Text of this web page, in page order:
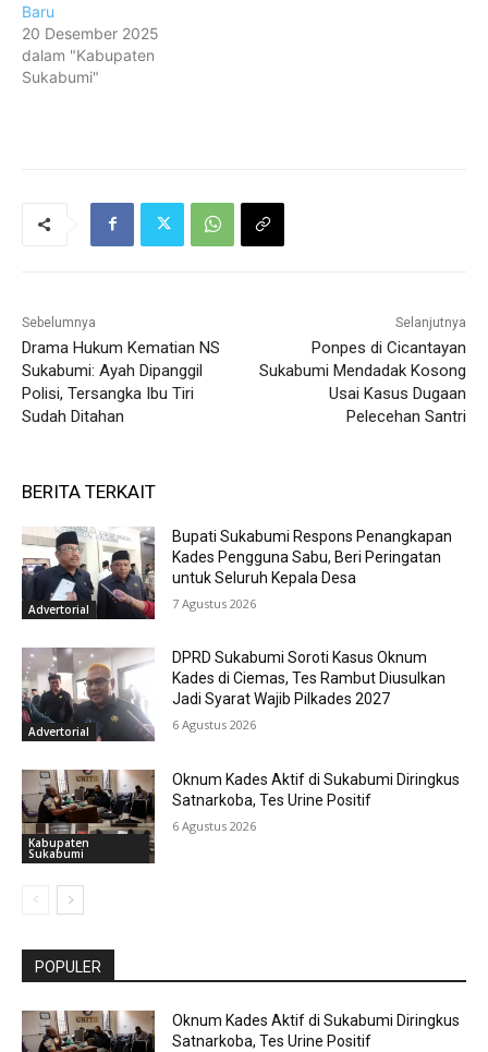
Baru
20 Desember 2025
dalam "Kabupaten
Sukabumi"
Sebelumnya
Drama Hukum Kematian NS
Sukabumi: Ayah Dipanggil
Polisi, Tersangka Ibu Tiri
Sudah Ditahan
Selanjutnya
Ponpes di Cicantayan
Sukabumi Mendadak Kosong
Usai Kasus Dugaan
Pelecehan Santri
BERITA TERKAIT
Advertorial
Bupati Sukabumi Respons Penangkapan
Kades Pengguna Sabu, Beri Peringatan
untuk Seluruh Kepala Desa
7 Agustus 2026
Advertorial
DPRD Sukabumi Soroti Kasus Oknum
Kades di Ciemas, Tes Rambut Diusulkan
Jadi Syarat Wajib Pilkades 2027
6 Agustus 2026
Kabupaten
Sukabumi
Oknum Kades Aktif di Sukabumi Diringkus
Satnarkoba, Tes Urine Positif
6 Agustus 2026
POPULER
Oknum Kades Aktif di Sukabumi Diringkus
Satnarkoba, Tes Urine Positif